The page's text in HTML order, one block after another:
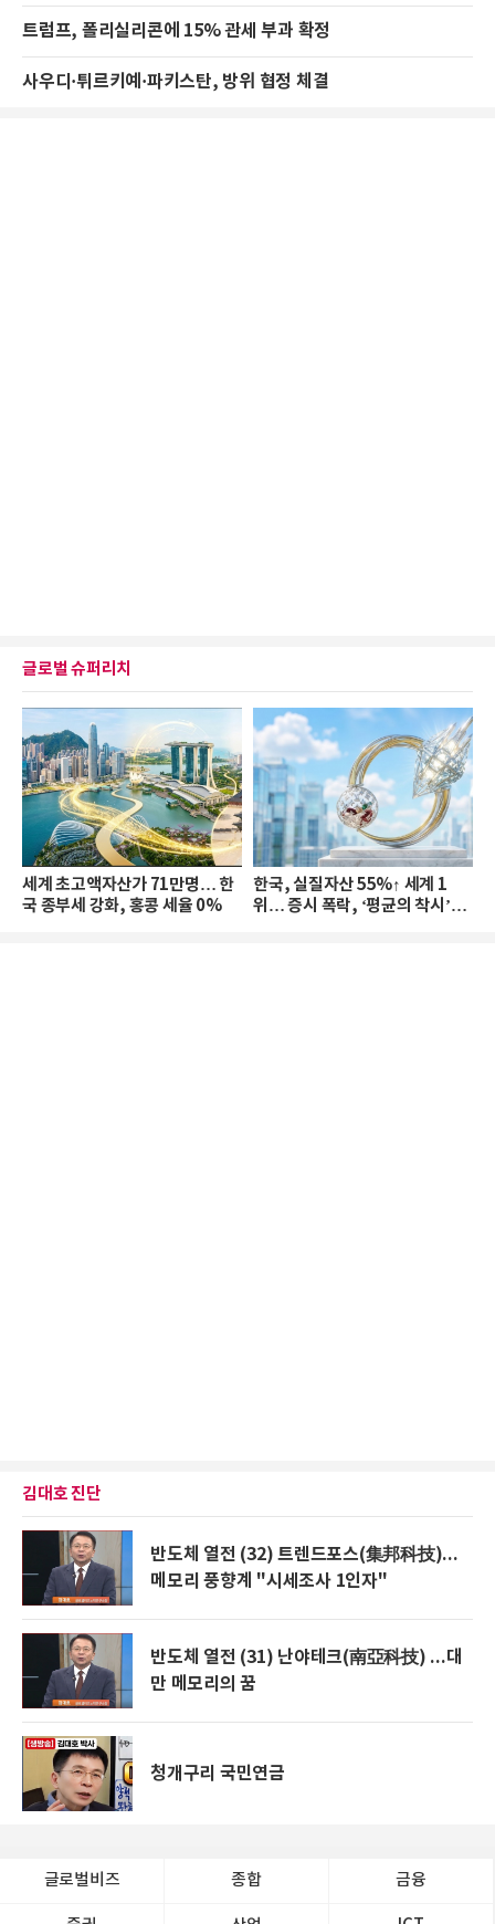
트럼프, 폴리실리콘에 15% 관세 부과 확정
사우디·튀르키예·파키스탄, 방위 협정 체결
글로벌 슈퍼리치
세계 초고액자산가 71만명… 한
국 종부세 강화, 홍콩 세율 0%
한국, 실질자산 55%↑ 세계 1
위… 증시 폭락, ‘평균의 착시’와
김대호 진단
반도체 열전 (32) 트렌드포스(集邦科技)...
메모리 풍향계 "시세조사 1인자"
반도체 열전 (31) 난야테크(南亞科技) ...대
만 메모리의 꿈
청개구리 국민연금
글로벌비즈 종합 금융